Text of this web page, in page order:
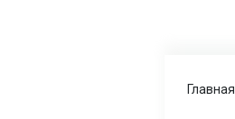
Главная